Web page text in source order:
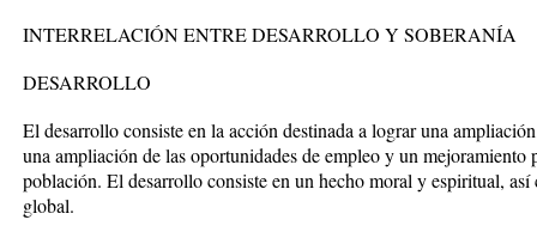
INTERRELACIÓN ENTRE DESARROLLO Y SOBERANÍA
DESARROLLO
El desarrollo consiste en la acción destinada a lograr una
una ampliación de las oportunidades de empleo y un mejoramiento
población. El desarrollo consiste en un hecho moral y espiritual,
global.